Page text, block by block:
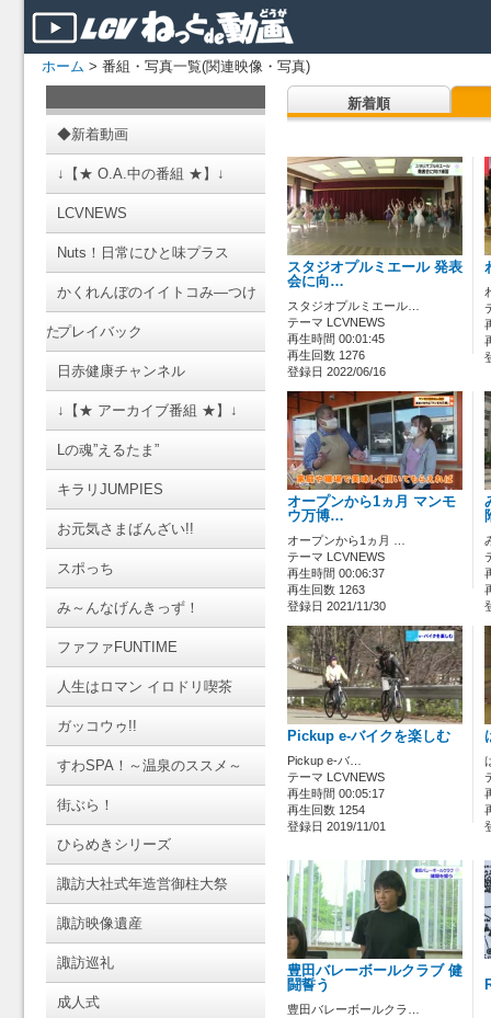
ホーム > 番組・写真一覧(関連映像・写真)
◆新着動画
↓【★ O.A.中の番組 ★】↓
LCVNEWS
Nuts！日常にひと味プラス
かくれんぼのイイトコみ―つけ
たプレイバック
日赤健康チャンネル
↓【★ アーカイブ番組 ★】↓
Lの魂”えるたま”
キラリJUMPIES
お元気さまばんざい!!
スポっち
み～んなげんきっず！
ファファFUNTIME
人生はロマン イロドリ喫茶
ガッコウゥ!!
すわSPA！～温泉のススメ～
街ぶら！
ひらめきシリーズ
諏訪大社式年造営御柱大祭
諏訪映像遺産
諏訪巡礼
成人式
新着順
スタジオプルミエール 発表
会に向…
スタジオプルミエール…
テーマ LCVNEWS
再生時間 00:01:45
再生回数 1276
登録日 2022/06/16
オープンから1ヵ月 マンモ
ウ万博…
オープンから1ヵ月 …
テーマ LCVNEWS
再生時間 00:06:37
再生回数 1263
登録日 2021/11/30
Pickup e-バイクを楽しむ
Pickup e-バ…
テーマ LCVNEWS
再生時間 00:05:17
再生回数 1254
登録日 2019/11/01
豊田バレーボールクラブ 健
闘誓う
豊田バレーボールクラ…